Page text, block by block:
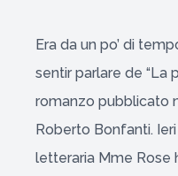
Era da un po’ di
sentir parlare de “La
romanzo pubblicato
Roberto Bonfanti.
letteraria Mme Rose